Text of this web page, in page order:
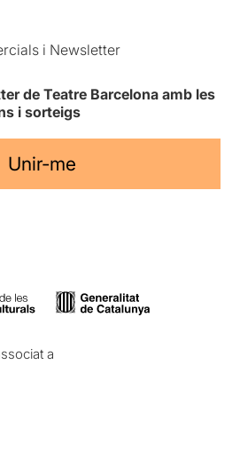
i Newsletter
de Teatre Barcelona amb les
i sorteigs
Unir-me
a